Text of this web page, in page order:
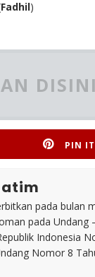
Fadhil)
DISINI
PIN IT
pada bulan
pada
Indonesia
Nomor 8